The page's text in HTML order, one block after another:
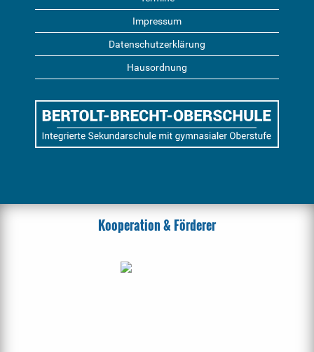
Impressum
Datenschutzerklärung
Hausordnung
Kooperation & Förderer